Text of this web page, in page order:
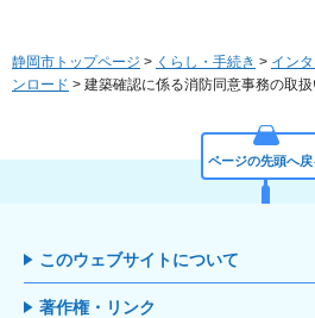
静岡市トップページ > くらし・手続き > イン
ンロード > 建築確認に係る消防同意事務の取
ページの先頭へ戻
このウェブサイトについて
著作権・リンク